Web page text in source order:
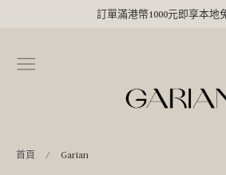
訂單滿港幣1000元即享本地
首頁 / Garian